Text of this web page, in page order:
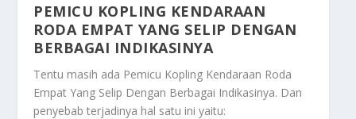
PEMICU KOPLING KENDARAAN
RODA EMPAT YANG SELIP DENGAN
BERBAGAI INDIKASINYA
Tentu masih ada Pemicu Kopling Kendaraan Roda
Empat Yang Selip Dengan Berbagai Indikasinya. Dan
penyebab terjadinya hal satu ini yaitu: